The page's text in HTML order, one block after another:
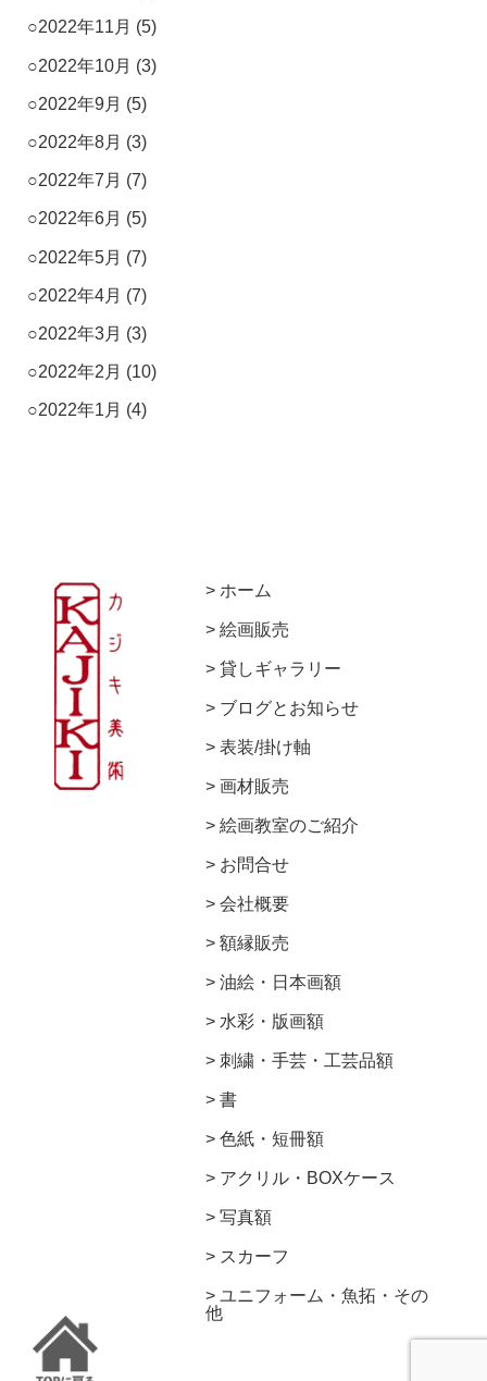
2022年11月 (5)
2022年10月 (3)
2022年9月 (5)
2022年8月 (3)
2022年7月 (7)
2022年6月 (5)
2022年5月 (7)
2022年4月 (7)
2022年3月 (3)
2022年2月 (10)
2022年1月 (4)
ホーム
絵画販売
貸しギャラリー
ブログとお知らせ
表装/掛け軸
画材販売
絵画教室のご紹介
お問合せ
会社概要
額縁販売
油絵・日本画額
水彩・版画額
刺繍・手芸・工芸品額
書
色紙・短冊額
アクリル・BOXケース
写真額
スカーフ
ユニフォーム・魚拓・その
他